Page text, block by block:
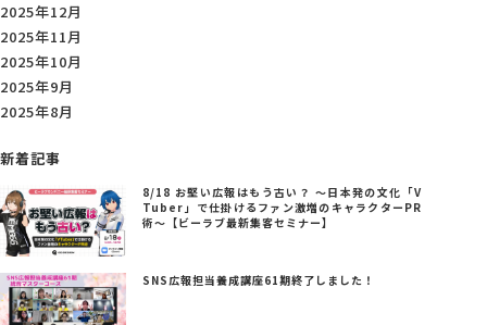
2025年12月
2025年11月
2025年10月
2025年9月
2025年8月
新着記事
8/18 お堅い広報はもう古い？ ～日本発の文化「V
Tuber」で仕掛けるファン激増のキャラクターPR
術～【ビーラブ最新集客セミナー】
SNS広報担当養成講座61期終了しました！